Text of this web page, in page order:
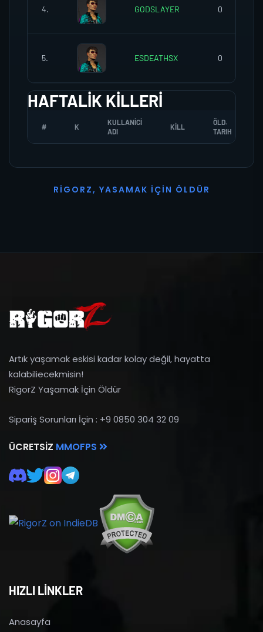
4. GODSLAYER 0
5. ESDEATHSX 0
HAFTALIK KILLERI
# K
KULLANICI
ADI
KILL
ÖLD.
TARIH
R I G O R Z, YASAMAK İ ÇI N Ö L D Ü R
Artık yaşamak eskisi kadar kolay değil, hayatta
kalabiliecekmisin!
RigorZ Yaşamak İçin Öldür
Sipariş Sorunları İçin : +9 0850 304 32 09
ÜCRETSIZ MMOFPS
HIZLI LİNKLER
Anasayfa